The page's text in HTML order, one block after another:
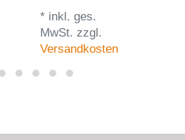
* inkl. ges.
MwSt. zzgl.
Versandkosten